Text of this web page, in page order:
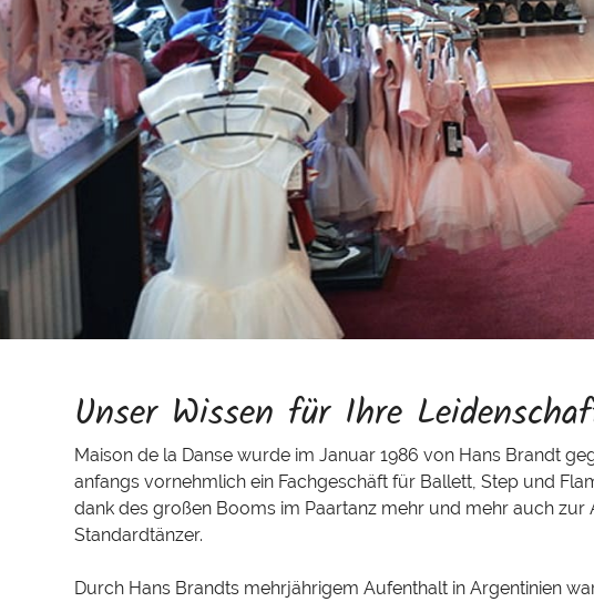
Unser Wissen für Ihre
Maison de la Danse wurde im Januar 1986 von Hans Brandt
anfangs vornehmlich ein Fachgeschäft für Ballett, Step und
dank des großen Booms im Paartanz mehr und mehr auch zur
Standardtänzer.
Durch Hans Brandts mehrjährigem Aufenthalt in Argentinien